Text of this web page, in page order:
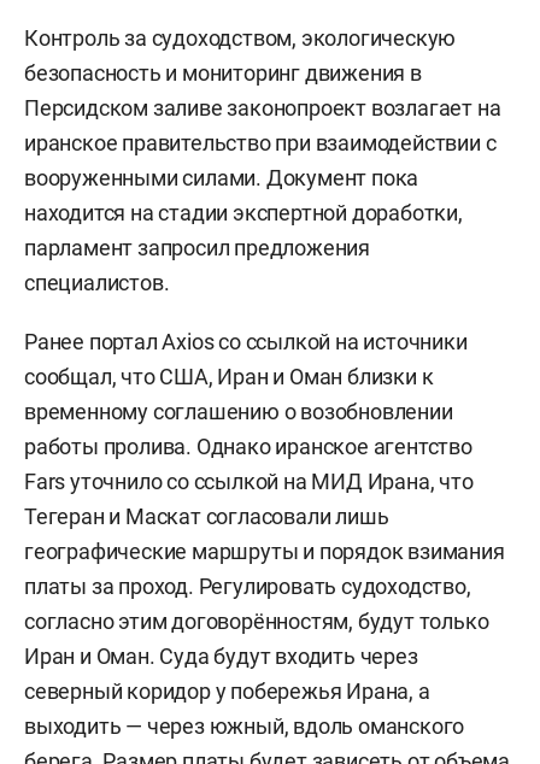
Контроль за судоходством, экологическую
безопасность и мониторинг движения в
Персидском заливе законопроект возлагает на
иранское правительство при взаимодействии с
вооруженными силами. Документ пока
находится на стадии экспертной доработки,
парламент запросил предложения
специалистов.
Ранее портал Axios со ссылкой на источники
сообщал, что США, Иран и Оман близки к
временному соглашению о возобновлении
работы пролива. Однако иранское агентство
Fars уточнило со ссылкой на МИД Ирана, что
Тегеран и Маскат согласовали лишь
географические маршруты и порядок взимания
платы за проход. Регулировать судоходство,
согласно этим договорённостям, будут только
Иран и Оман. Суда будут входить через
северный коридор у побережья Ирана, а
выходить — через южный, вдоль оманского